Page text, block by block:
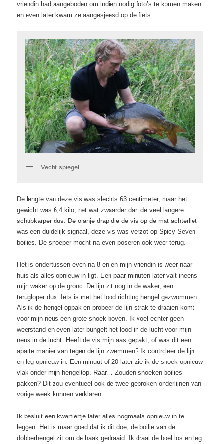
vriendin had aangeboden om indien nodig foto’s te komen maken
en even later kwam ze aangesjeesd op de fiets.
Vecht spiegel
De lengte van deze vis was slechts 63 centimeter, maar het
gewicht was 6,4 kilo, net wat zwaarder dan de veel langere
schubkarper dus. De oranje drap die de vis op de mat achterliet
was een duidelijk signaal, deze vis was verzot op Spicy Seven
boilies. De snoeper mocht na even poseren ook weer terug.
Het is ondertussen even na 8-en en mijn vriendin is weer naar
huis als alles opnieuw in ligt. Een paar minuten later valt ineens
mijn waker op de grond. De lijn zit nog in de waker, een
terugloper dus. Iets is met het lood richting hengel gezwommen.
Als ik de hengel oppak en probeer de lijn strak te draaien komt
voor mijn neus een grote snoek boven. Ik voel echter geen
weerstand en even later bungelt het lood in de lucht voor mijn
neus in de lucht. Heeft de vis mijn aas gepakt, of was dit een
aparte manier van tegen de lijn zwemmen? Ik controleer de lijn
en leg opnieuw in. Een minuut of 20 later zie ik de snoek opnieuw
vlak onder mijn hengeltop. Raar… Zouden snoeken boilies
pakken? Dit zou eventueel ook de twee gebroken onderlijnen van
vorige week kunnen verklaren…
Ik besluit een kwartiertje later alles nogmaals opnieuw in te
leggen. Het is maar goed dat ik dit doe, de boilie van de
dobberhengel zit om de haak gedraaid. Ik draai de boel los en leg